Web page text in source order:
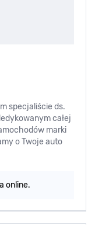
specjaliście ds.
całej
marki
o Twoje auto
online.